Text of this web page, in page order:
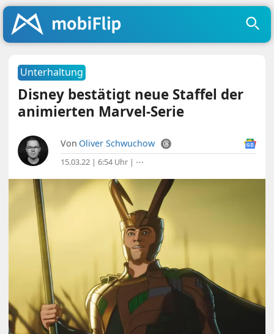
Unterhaltung
Disney bestätigt neue Staffel der
animierten Marvel-Serie
Von Oliver Schwuchow
15.03.22 | 6:54 Uhr | ⋯